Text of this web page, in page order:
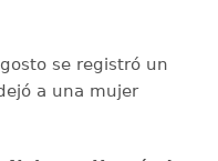
se registró un
a una mujer